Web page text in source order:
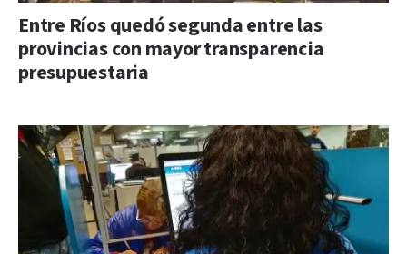
Entre Ríos quedó segunda entre las
provincias con mayor transparencia
presupuestaria